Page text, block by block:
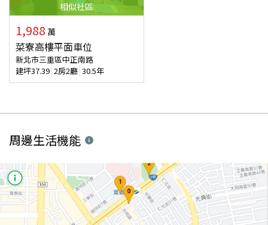
相似社區
1,988 萬
菜寮高樓平面車位
新北市三重區中正南路
建坪37.39 2房2廳 30.5年
周邊生活機能